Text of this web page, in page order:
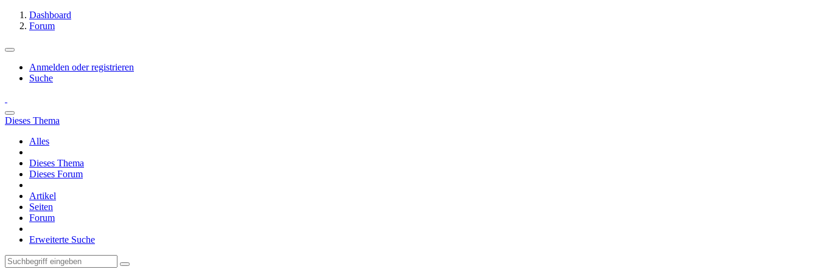
Dashboard
Forum
Anmelden oder registrieren
Suche
Dieses Thema
Alles
Dieses Thema
Dieses Forum
Artikel
Seiten
Forum
Erweiterte Suche